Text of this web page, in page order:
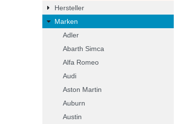
Hersteller
Marken
Adler
Abarth Simca
Alfa Romeo
Audi
Aston Martin
Auburn
Austin